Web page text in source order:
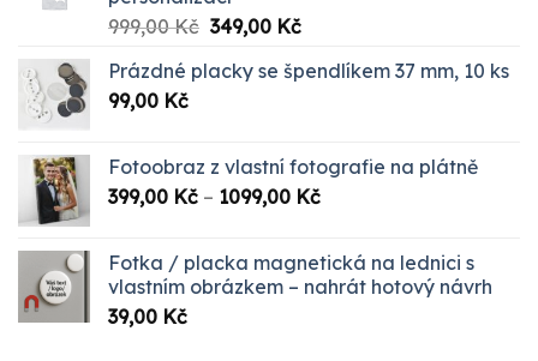
999,00Kč Původní
byla:
349,00 KčAktuální
je:
Prázdné placky se špendlíkem 37 mm, 10 ks
99,00 Kč
Fotoobraz z vlastní fotografie na plátně
399,00 Kč – 1099,00 KčRozpětí
až
1099,00 Kč
Fotka / placka magnetická na lednici s
vlastním obrázkem – nahrát hotový návrh
39,00 Kč